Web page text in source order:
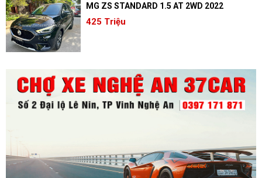
MG ZS STANDARD 1.5 AT 2WD 2022
425 Triệu